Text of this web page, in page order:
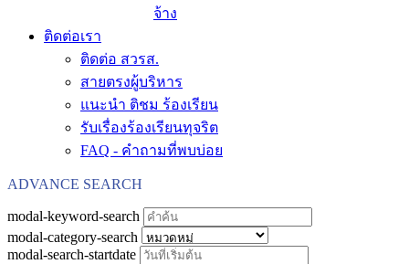
จ้าง
ติดต่อเรา
ติดต่อ สวรส.
สายตรงผู้บริหาร
แนะนำ ติชม ร้องเรียน
รับเรื่องร้องเรียนทุจริต
FAQ - คำถามที่พบบ่อย
ADVANCE SEARCH
modal-keyword-search
modal-category-search
modal-search-startdate